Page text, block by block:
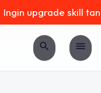
Ingin upgrade skill
search menu